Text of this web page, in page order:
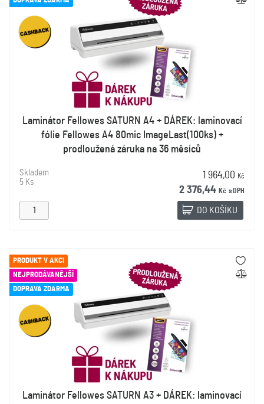
Laminátor Fellowes SATURN A4 + DÁREK: laminovací
fólie Fellowes A4 80mic ImageLast(100ks) +
prodloužená záruka na 36 měsíců
Skladem
5 Ks
1 964,00 Kč
2 376,44 Kč s DPH
DO KOŠÍKU
PRODUKT V AKCI
NEJPRODÁVANĚJŠÍ
DOPRAVA ZDARMA
Laminátor Fellowes SATURN A3 + DÁREK: laminovací